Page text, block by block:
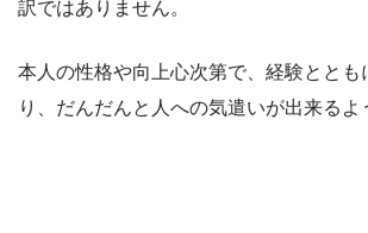
訳ではありません。
本人の性格や向上心次第で、経験ととも
り、だんだんと人への気遣いが出来るよ